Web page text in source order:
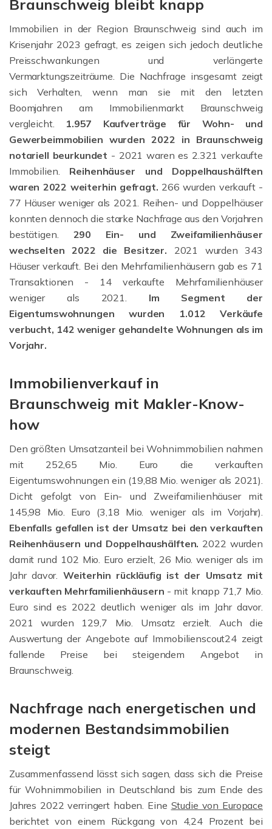
Braunschweig bleibt knapp
Immobilien in der Region Braunschweig sind auch im
Krisenjahr 2023 gefragt, es zeigen sich jedoch deutliche
Preisschwankungen und verlängerte
Vermarktungszeiträume. Die Nachfrage insgesamt zeigt
sich Verhalten, wenn man sie mit den letzten
Boomjahren am Immobilienmarkt Braunschweig
vergleicht.
1.957 Kaufverträge für Wohn- und
Gewerbeimmobilien wurden 2022 in Braunschweig
notariell beurkundet - 2021 waren es 2.321 verkaufte
Immobilien. Reihenhäuser und Doppelhaushälften
waren 2022 weiterhin gefragt. 266 wurden verkauft -
77 Häuser weniger als 2021. Reihen- und Doppelhäuser
konnten dennoch die starke Nachfrage aus den Vorjahren
bestätigen. 290
Ein- und Zweifamilienhäuser
wechselten 2022 die Besitzer. 2021 wurden 343
Häuser verkauft. Bei den Mehrfamilienhäusern gab es 71
Transaktionen - 14 verkaufte Mehrfamilienhäuser
weniger als 2021. Im Segment der
Eigentumswohnungen wurden 1.012 Verkäufe
verbucht, 142 weniger gehandelte Wohnungen als im
Vorjahr.
Immobilienverkauf in
Braunschweig mit Makler-Know-
how
Den größten Umsatzanteil bei Wohnimmobilien nahmen
mit 252,65 Mio. Euro die verkauften
Eigentumswohnungen ein (19,88 Mio. weniger als 2021).
Dicht gefolgt von Ein- und Zweifamilienhäuser mit
145,98 Mio. Euro (3,18 Mio. weniger als im Vorjahr).
Ebenfalls gefallen ist der Umsatz bei den verkauften
Reihenhäusern und Doppelhaushälften. 2022 wurden
damit rund 102 Mio. Euro erzielt, 26 Mio. weniger als im
Jahr davor. Weiterhin rückläufig ist der Umsatz mit
verkauften Mehrfamilienhäusern - mit knapp 71,7 Mio.
Euro sind es 2022 deutlich weniger als im Jahr davor.
2021 wurden 129,7 Mio. Umsatz erzielt. Auch die
Auswertung der Angebote auf Immobilienscout24 zeigt
fallende Preise bei steigendem Angebot in
Braunschweig.
Nachfrage nach energetischen und
modernen Bestandsimmobilien
steigt
Zusammenfassend lässt sich sagen, dass sich die Preise
für Wohnimmobilien in Deutschland bis zum Ende des
Jahres 2022 verringert haben. Eine Studie von Europace
berichtet von einem Rückgang von 4,24 Prozent bei